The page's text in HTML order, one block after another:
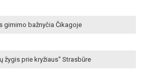
gimimo bažnyčia Čikagoje
žygis prie kryžiaus“ Strasbūre